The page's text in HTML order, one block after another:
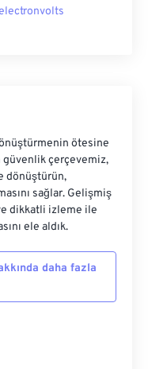
ötesine
güvenlik çerçevemiz,
dönüştürün,
sağlar. Gelişmiş
dikkatli izleme ile
ele aldık.
daha fazla